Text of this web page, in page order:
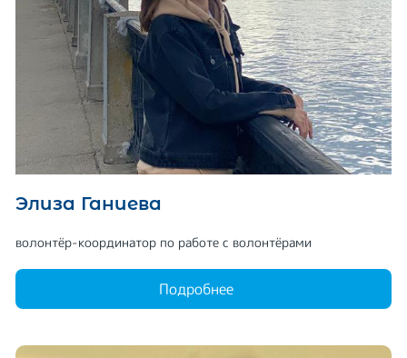
Элиза Ганиева
волонтёр-координатор по работе с волонтёрами
Подробнее